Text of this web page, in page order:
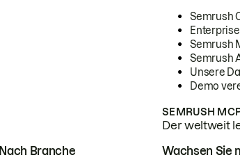
Semrush
Enterprise
Semrush
Semrush
Unsere
Demo
SEMRUSH
Der weltweit
Nach Branche Wachsen Sie